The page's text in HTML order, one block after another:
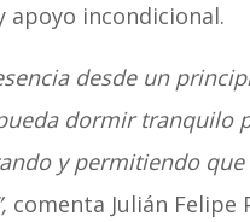
apoyo incondicional.
desde un
dormir tranquilo
y permitiendo
comenta Julián Felipe